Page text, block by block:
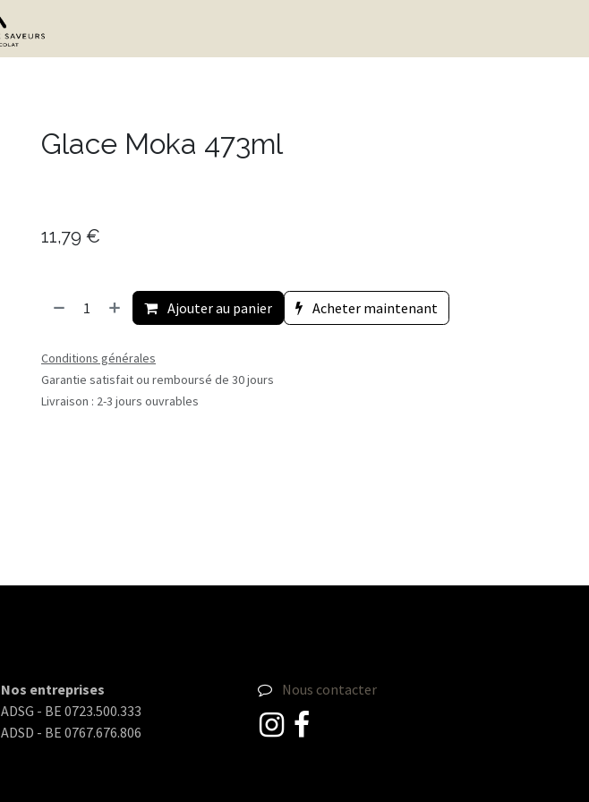
Glace Moka 473ml
11,79 €
Ajouter au panier Acheter maintenant
Conditions générales
Garantie satisfait ou remboursé de 30 jours
Livraison : 2-3 jours ouvrables
Nos entreprises
ADSG - BE 0723.500.333
ADSD - BE 0767.676.806
Nous contacter